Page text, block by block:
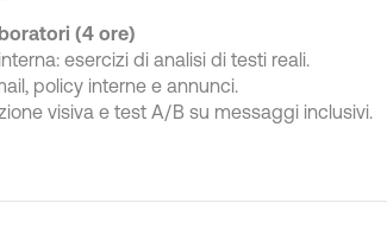
(4 ore)
esercizi di analisi di testi reali.
policy interne e annunci.
visiva e test A/B su messaggi inclusivi.